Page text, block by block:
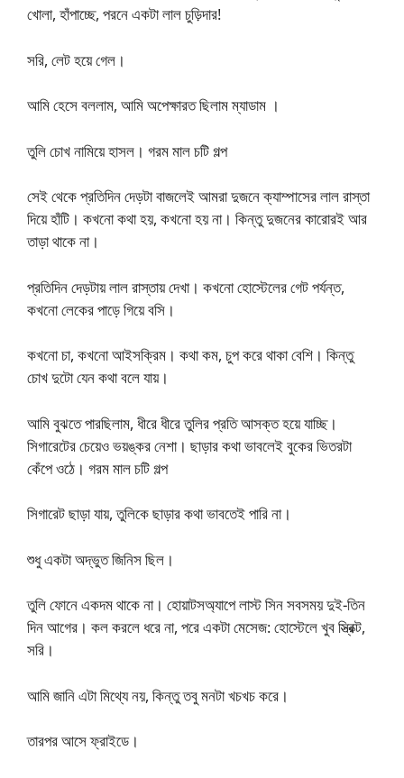
খোলা, হাঁপাচ্ছে, পরনে একটা লাল চুড়িদার!
সরি, লেট হয়ে গেল।
আমি হেসে বললাম, আমি অপেক্ষারত ছিলাম ম্যাডাম ।
তুলি চোখ নামিয়ে হাসল। গরম মাল চটি গল্প
সেই থেকে প্রতিদিন দেড়টা বাজলেই আমরা দুজনে ক্যাম্পাসের লাল রাস্তা
দিয়ে হাঁটি। কখনো কথা হয়, কখনো হয় না। কিন্তু দুজনের কারোরই আর
তাড়া থাকে না।
প্রতিদিন দেড়টায় লাল রাস্তায় দেখা। কখনো হোস্টেলের গেট পর্যন্ত,
কখনো লেকের পাড়ে গিয়ে বসি।
কখনো চা, কখনো আইসক্রিম। কথা কম, চুপ করে থাকা বেশি। কিন্তু
চোখ দুটো যেন কথা বলে যায়।
আমি বুঝতে পারছিলাম, ধীরে ধীরে তুলির প্রতি আসক্ত হয়ে যাচ্ছি।
সিগারেটের চেয়েও ভয়ঙ্কর নেশা। ছাড়ার কথা ভাবলেই বুকের ভিতরটা
কেঁপে ওঠে। গরম মাল চটি গল্প
সিগারেট ছাড়া যায়, তুলিকে ছাড়ার কথা ভাবতেই পারি না।
শুধু একটা অদ্ভুত জিনিস ছিল।
তুলি ফোনে একদম থাকে না। হোয়াটসঅ্যাপে লাস্ট সিন সবসময় দুই-তিন
দিন আগের। কল করলে ধরে না, পরে একটা মেসেজ: হোস্টেলে খুব স্ত্রিক্ট,
সরি।
আমি জানি এটা মিথ্যে নয়, কিন্তু তবু মনটা খচখচ করে।
তারপর আসে ফ্রাইডে।